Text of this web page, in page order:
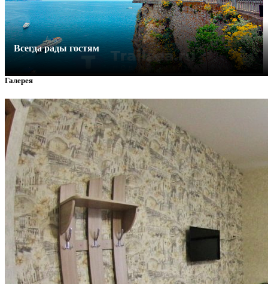
Всегда рады гостям
Галерея